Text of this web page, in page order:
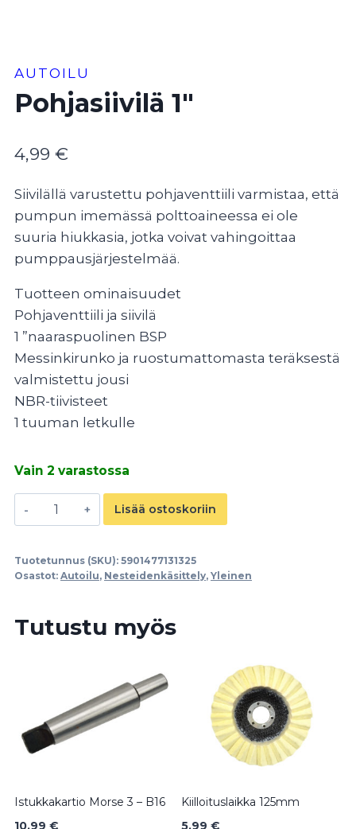
AUTOILU
Pohjasiivilä 1″
4,99 €
Siivilällä varustettu pohjaventtiili varmistaa, että
pumpun imemässä polttoaineessa ei ole
suuria hiukkasia, jotka voivat vahingoittaa
pumppausjärjestelmää.
Tuotteen ominaisuudet
Pohjaventtiili ja siivilä
1 ”naaraspuolinen BSP
Messinkirunko ja ruostumattomasta teräksestä
valmistettu jousi
NBR-tiivisteet
1 tuuman letkulle
Vain 2 varastossa
Pohjasiivilä
1"
Lisää ostoskoriin
Tuotetunnus (SKU): 5901477131325
Osastot: Autoilu, Nesteidenkäsittely, Yleinen
Tutustu myös
Istukkakartio Morse 3 – B16
10,99 €
Kiilloituslaikka 125mm
5,99 €